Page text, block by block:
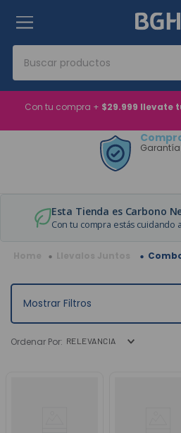
Buscar productos
Con tu compra + $29.999 llevate
Garantía
Esta Tienda es Carbono
Con tu compra estás cuidando
RELEVANCIA
Términos Más Buscados
tv
caldera
9. 3000
10. bgh